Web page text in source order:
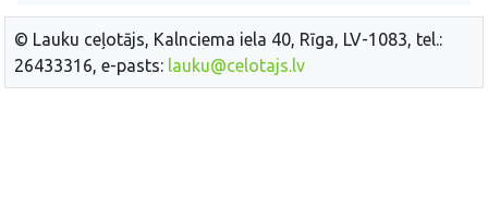
© Lauku ceļotājs, Kalnciema iela 40, Rīga, LV-1083, tel.:
26433316, e-pasts: lauku@celotajs.lv